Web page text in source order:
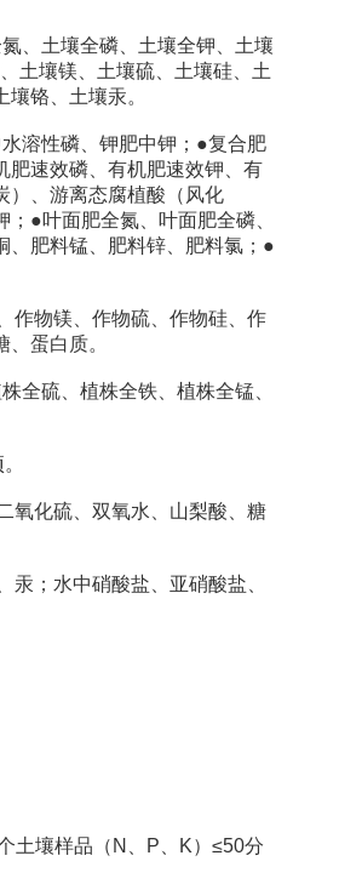
、土壤全磷、土壤全钾、土壤
土壤镁、土壤硫、土壤硅、土
铬、土壤汞。
溶性磷、钾肥中钾；●复合肥
肥速效磷、有机肥速效钾、有
）、游离态腐植酸（风化
●叶面肥全氮、叶面肥全磷、
、肥料锰、肥料锌、肥料氯；●
物镁、作物硫、作物硅、作
蛋白质。
硫、植株全铁、植株全锰、
化硫、双氧水、山梨酸、糖
；水中硝酸盐、亚硝酸盐、
壤样品（N、P、K）≤50分